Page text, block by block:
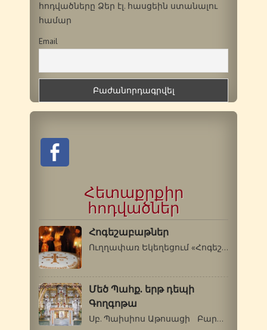
հոդվածները Ձեր էլ. հասցեին ստանալու
համար
Email
Հետաքրքիր
հոդվածներ
Հոգեշաբաթներ
Ուղղափառ Եկեղեցում «Հոգեշաբաթ» են…
Մեծ Պահք. երթ դեպի
Գողգոթա
Սբ. Պաիսիոս Աթոսացի Բարի՜ քառասնօրյա…